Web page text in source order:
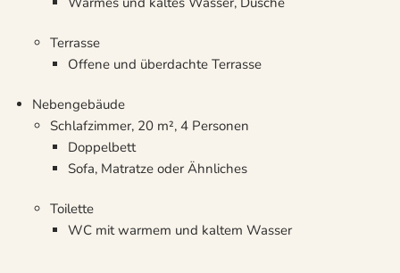
Terrasse
Offene und überdachte Terrasse
Nebengebäude
Schlafzimmer, 20 m², 4 Personen
Doppelbett
Sofa, Matratze oder Ähnliches
Toilette
WC mit warmem und kaltem Wasser